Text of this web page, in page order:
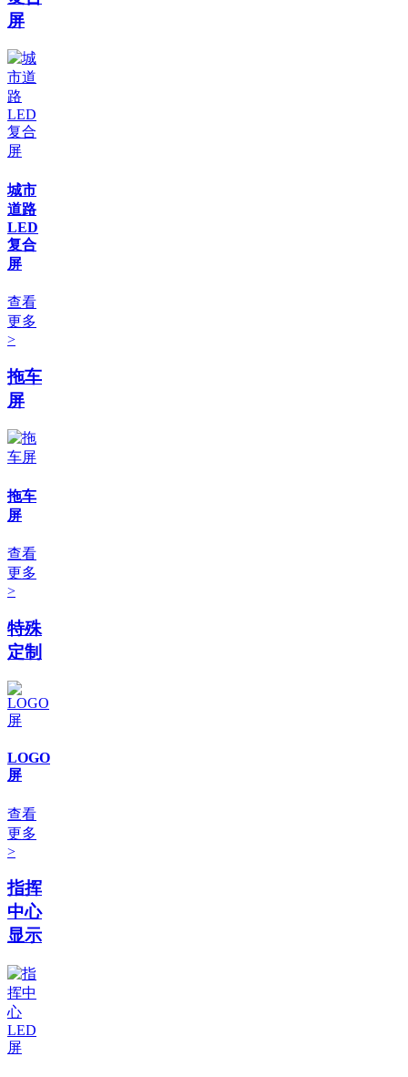
屏
城市
道路
LED
复合
屏
查看
更多
>
拖车
屏
拖车
屏
查看
更多
>
特殊
定制
LOGO
屏
查看
更多
>
指挥
中心
显示